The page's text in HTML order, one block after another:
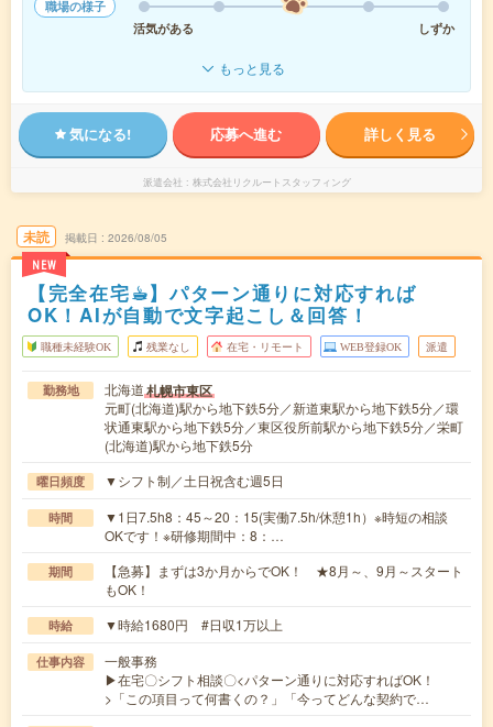
職場の様子
活気がある
しずか
もっと見る
気になる! 応募へ進む 詳しく見る
派遣会社 株式会社リクルートスタッフィング
未読
NEW
掲載日 2026/08/05
【完全在宅☕︎】パターン通りに対応すれば
OK！AIが自動で文字起こし＆回答！
職種未経験OK 残業なし 在宅・リモート WEB登録OK 派遣
勤務地 北海道札幌市東区
元町(北海道)駅から地下鉄5分／新道東駅から地下鉄5分／環
状通東駅から地下鉄5分／東区役所前駅から地下鉄5分／栄町
(北海道)駅から地下鉄5分
曜日頻度 ▼シフト制／土日祝含む週5日
時間
▼1日7.5h8：45～20：15(実働7.5h/休憩1h）※時短の相談
OKです！※研修期間中：8：…
期間
【急募】まずは3か月からでOK！ ★8月～、9月～スタート
もOK！
時給 ▼時給1680円 #日収1万以上
仕事内容
一般事務
▶在宅〇シフト相談〇<パターン通りに対応すればOK！
>「この項目って何書くの？」「今ってどんな契約で…